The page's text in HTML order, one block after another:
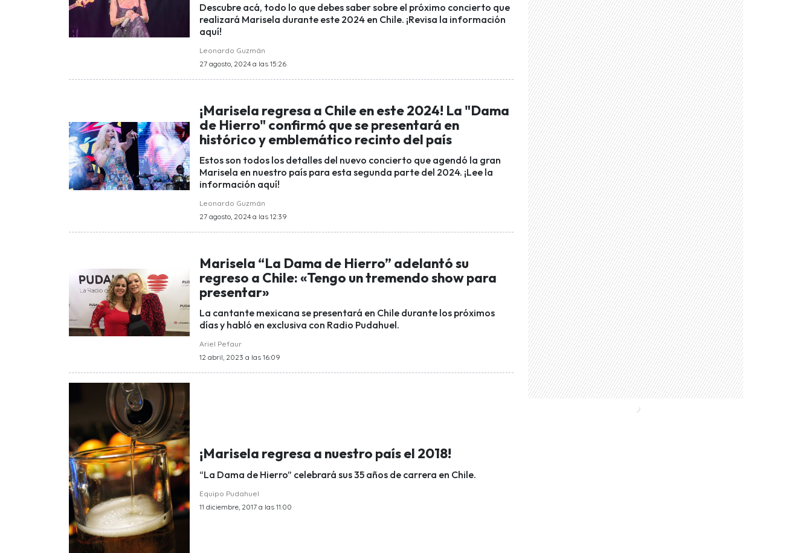
Descubre acá, todo lo que debes saber sobre el próximo concierto que
realizará Marisela durante este 2024 en Chile. ¡Revisa la información
aquí!
Leonardo Guzmán
27 agosto, 2024 a las 15:26
¡Marisela regresa a Chile en este 2024! La "Dama
de Hierro" confirmó que se presentará en
histórico y emblemático recinto del país
Estos son todos los detalles del nuevo concierto que agendó la gran
Marisela en nuestro país para esta segunda parte del 2024. ¡Lee la
información aquí!
Leonardo Guzmán
27 agosto, 2024 a las 12:39
Marisela “La Dama de Hierro” adelantó su
regreso a Chile: «Tengo un tremendo show para
presentar»
La cantante mexicana se presentará en Chile durante los próximos
días y habló en exclusiva con Radio Pudahuel.
Ariel Pefaur
12 abril, 2023 a las 16:09
¡Marisela regresa a nuestro país el 2018!
“La Dama de Hierro” celebrará sus 35 años de carrera en Chile.
Equipo Pudahuel
11 diciembre, 2017 a las 11:00